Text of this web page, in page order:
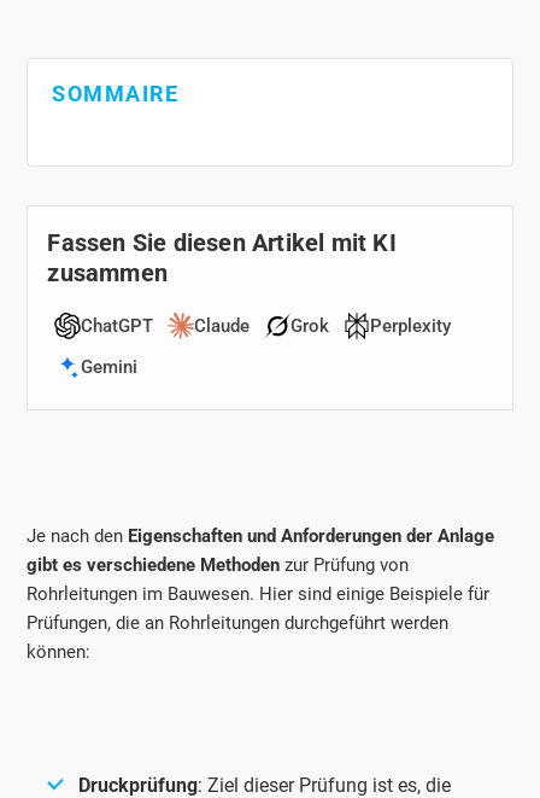
SOMMAIRE
Fassen Sie diesen Artikel mit KI
zusammen
ChatGPT Claude Grok
Perplexity
Gemini
Je nach den Eigenschaften und Anforderungen der Anlage
gibt es verschiedene Methoden zur Prüfung von
Rohrleitungen im Bauwesen. Hier sind einige Beispiele für
Prüfungen, die an Rohrleitungen durchgeführt werden
können:
Druckprüfung: Ziel dieser Prüfung ist es, die